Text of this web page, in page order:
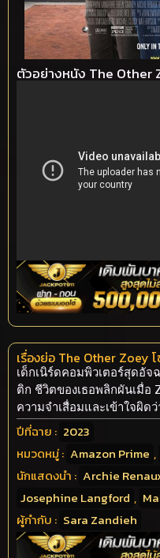
ตัวอย่างหนัง The Other
เรื่องย่อ The Other Zoey
เด็กเนิร์ดคอมพิวเตอร์สุดอัจ
ติก ชีวิตของเธอพลิกผันเมื่อ
ความจำเสื่อมและเข้าใจผิด
ปีที่ฉาย : 2023
หมวดหมู่ : Amazon Prime ,
นักแสดงนำ : Archie
Josephine Langford ,
ผู้กำกับ : Sara Zandieh